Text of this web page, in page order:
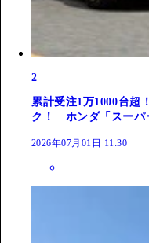
2
累計受注1万1000台
ク！ ホンダ「スーパ
2026年07月01日 11:30